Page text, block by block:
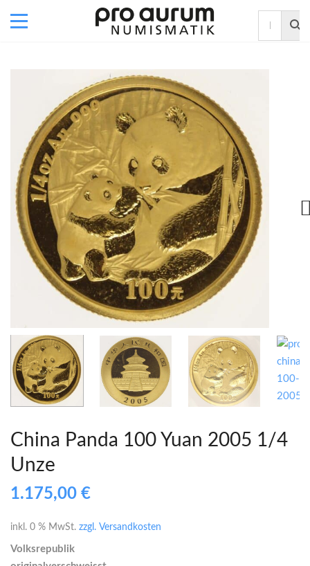
China Panda 100 Yuan 2005 1/4
Unze
1.175,00 €
inkl. 0 % MwSt. zzgl. Versandkosten
Volksrepublik